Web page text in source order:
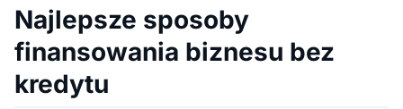
Najlepsze sposoby
finansowania biznesu bez
kredytu